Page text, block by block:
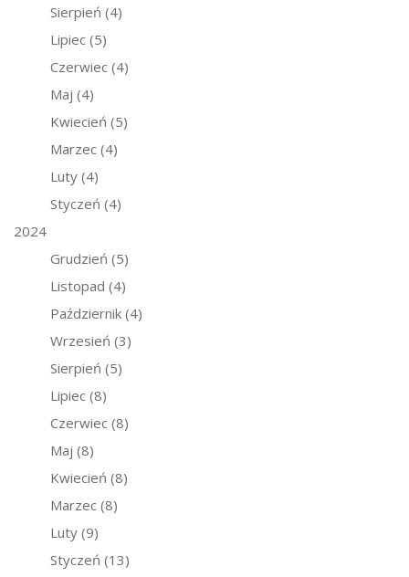
Sierpień (4)
Lipiec (5)
Czerwiec (4)
Maj (4)
Kwiecień (5)
Marzec (4)
Luty (4)
Styczeń (4)
2024
Grudzień (5)
Listopad (4)
Październik (4)
Wrzesień (3)
Sierpień (5)
Lipiec (8)
Czerwiec (8)
Maj (8)
Kwiecień (8)
Marzec (8)
Luty (9)
Styczeń (13)